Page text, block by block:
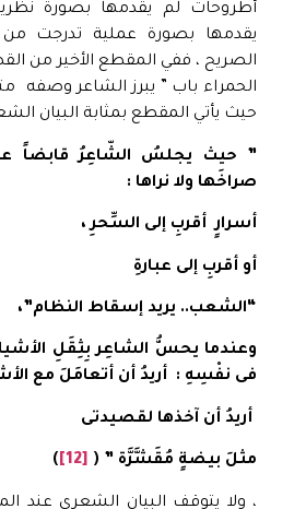
أطروحات لم يقدمها بصورة
يقدمها بصورة عملية تدرجت من
الصريح ، ففي المقطع الأخير من
الحمراء باب ” يبرز الشاعر وصفه
حيث يأتي المقطع بمثابة البيان
” حيث يجلسُ الشّاعِرُ قابضاً
صراخَها ولا نراها :
أسرارٍ أقربِ إلى السِّحرِ ،
أو أقربِ إلى عبارةِ
“الشعب.. يريد إسقاط النظام”،
وعندما يحسُّ الشاعِر بِثِقَلِ
فى نفْسِهِ :
أريدُ أن أتعامَلَ مع
أريدُ أن آخذها لقصيدتى
مثلَ بيضةٍ مُقَشَّرَّة ” ( [12]
)
، ولا يتوقف البيان الشعري عند